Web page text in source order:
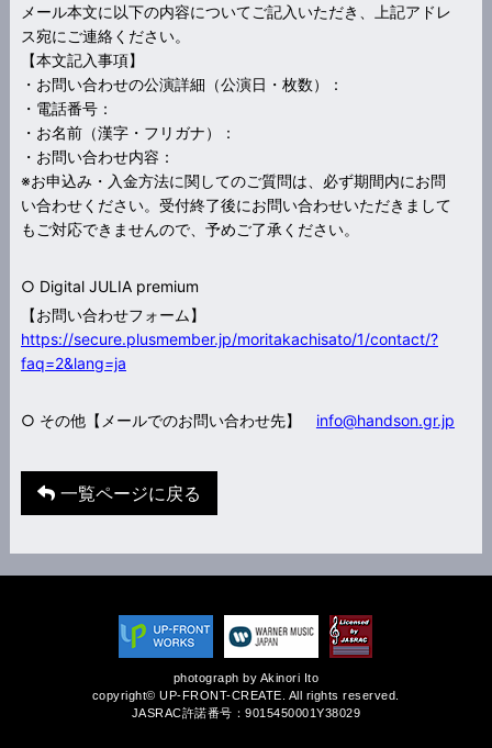
メール本文に以下の内容についてご記入いただき、上記アドレ
ス宛にご連絡ください。
【本文記入事項】
・お問い合わせの公演詳細（公演日・枚数）：
・電話番号：
・お名前（漢字・フリガナ）：
・お問い合わせ内容：
※お申込み・入金方法に関してのご質問は、必ず期間内にお問
い合わせください。受付終了後にお問い合わせいただきまして
もご対応できませんので、予めご了承ください。
○ Digital JULIA premium
【お問い合わせフォーム】
https://secure.plusmember.jp/moritakachisato/1/contact/?
faq=2&lang=ja
○ その他【メールでのお問い合わせ先】 info@handson.gr.jp
一覧ページに戻る
photograph by Akinori Ito
copyright© UP-FRONT-CREATE. All rights reserved.
JASRAC許諾番号：9015450001Y38029